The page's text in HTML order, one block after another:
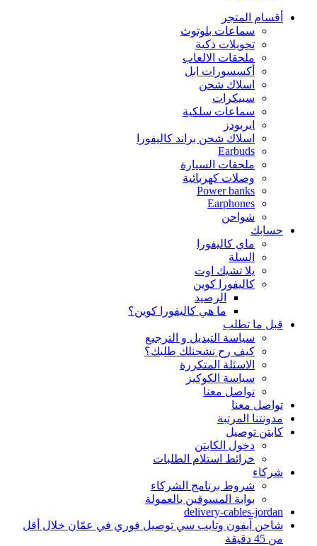
أقسام المتجر
سماعات بلوتوث
تحويلات ذكية
ملحقات الالعاب
أكسسورات ابل
اسلاك شحن
سبيكرات
سماعات سلكية
ايربودز
اسلاك شحن براند كاليفورا
Earbuds
ملحقات السيارة
وصلات كهربائية
Power banks
Earphones
شواحن
حسابك
ماي كاليفورا
السلة
يلا تشيك اوت
كاليفورا كوين
الرصيد
ما هي كاليفورا كوين؟
قبل ما تطلب
سياسة التبديل و الترجيع
كيف رح نشحنلك طلبك؟
الاسئلة المتكررة
سياسة الكوكيز
تواصل معنا
تواصل معنا
مدونتنا المرتبة
كابتن توصيل
دخول الكابتن
خرائط استلام الطلبات
شركاء
شروط برنامج الشركاء
بوابة المسوقين بالعمولة
delivery-cables-jordan
شاحن آيفون وتايب سي توصيل فوري في عمّان خلال أقل
من 45 دقيقة